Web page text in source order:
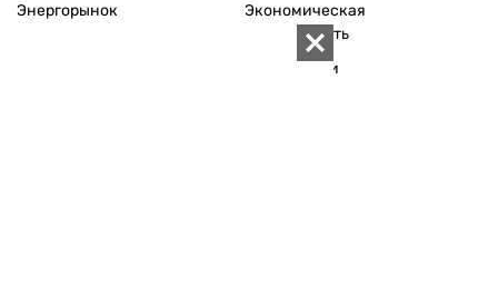
Энергорынок
Экономическая
безопасность
Персоналии